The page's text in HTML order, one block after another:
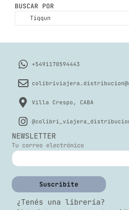
BUSCAR POR
Tiqqun
+5491170594443
Villa Crespo, CABA
NEWSLETTER
Tu correo electrónico
¿Tenés una librería?